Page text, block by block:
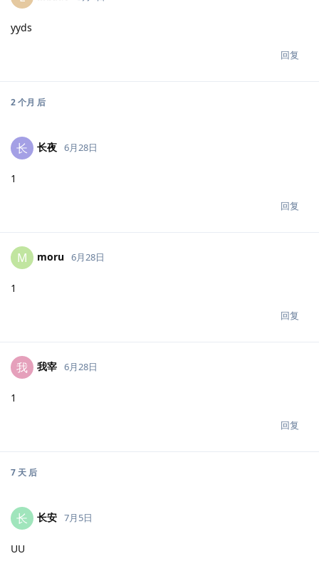
yyds
回复
2 个月 后
长 长夜 6月28日
1
回复
M moru 6月28日
1
回复
我 我宰 6月28日
1
回复
7 天 后
长 长安 7月5日
UU